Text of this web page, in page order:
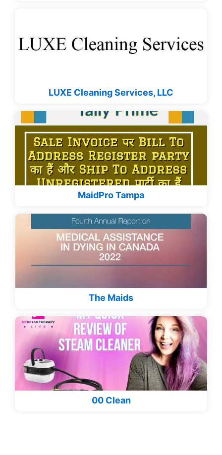
LUXE Cleaning Services, LLC
MaidPro Tampa
The Maids
00 Clean